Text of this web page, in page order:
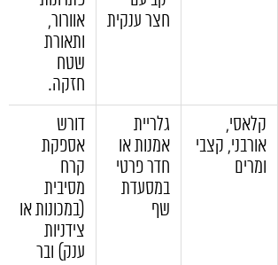
חצר ענקית
אוורור,
ותאורת
שטח
חזקה.
קלאסי,
אורבני, קצבי
ומרים
גלריית
אמנות או
חדר פרטי
במסעדת
שף
דורש
אספקת
קרח
מסיבית
(במכונות או
צידניות
ענק) ובר